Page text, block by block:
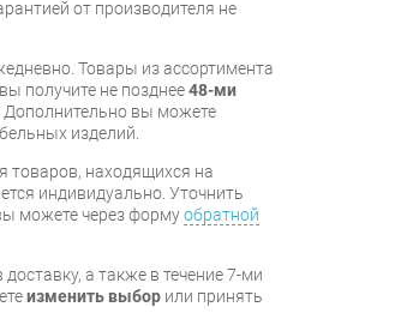
от производителя не
Товары из ассортимента
получите не позднее48-ми
вы можете
изделий.
товаров, находящихся на
индивидуально. Уточнить
можете через формуобратной
а также в течение 7-ми
изменить выбор или принять